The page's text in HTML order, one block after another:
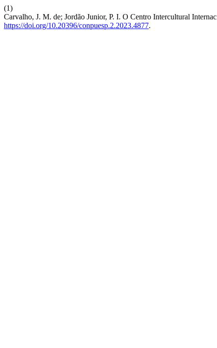
(1)
Carvalho, J. M. de; Jordão Junior, P. I. O Centro Intercultural
https://doi.org/10.20396/conpuesp.2.2023.4877.